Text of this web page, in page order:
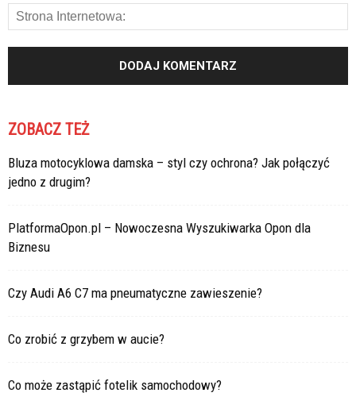
ZOBACZ TEŻ
Bluza motocyklowa damska – styl czy ochrona? Jak połączyć
jedno z drugim?
PlatformaOpon.pl – Nowoczesna Wyszukiwarka Opon dla
Biznesu
Czy Audi A6 C7 ma pneumatyczne zawieszenie?
Co zrobić z grzybem w aucie?
Co może zastąpić fotelik samochodowy?